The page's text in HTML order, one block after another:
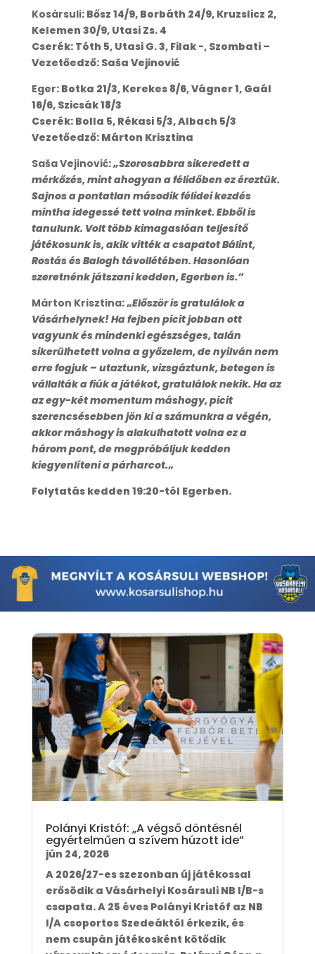
Kosársuli: Bősz 14/9, Borbáth 24/9, Kruzslicz 2,
Kelemen 30/9, Utasi Zs. 4
Cserék: Tóth 5, Utasi G. 3, Filak -, Szombati –
Vezetőedző: Saša Vejinović
Eger: Botka 21/3, Kerekes 8/6, Vágner 1, Gaál
16/6, Szicsák 18/3
Cserék: Bolla 5, Rékasi 5/3, Albach 5/3
Vezetőedző: Márton Krisztina
Saša Vejinović:„Szorosabbra sikeredett a
mérkőzés, mint ahogyan a félidőben ez éreztük.
Sajnos a pontatlan második félidei kezdés
mintha idegessé tett volna minket. Ebből is
tanulunk. Volt több kimagaslóan teljesítő
játékosunk is, akik vitték a csapatot Bálint,
Rostás és Balogh távollétében. Hasonlóan
szeretnénk játszani kedden, Egerben is.”
Márton Krisztina: „Először is gratulálok a
Vásárhelynek! Ha fejben picit jobban ott
vagyunk és mindenki egészséges, talán
sikerülhetett volna a győzelem, de nyilván nem
erre fogjuk – utaztunk, vizsgáztunk, betegen is
vállalták a fiúk a játékot, gratulálok nekik. Ha az
az egy-két momentum máshogy, picit
szerencsésebben jön ki a számunkra a végén,
akkor máshogy is alakulhatott volna ez a
három pont, de megpróbáljuk kedden
kiegyenlíteni a párharcot.„
Folytatás kedden 19:20-tól Egerben.
Polányi Kristóf: „A végső döntésnél
egyértelműen a szívem húzott ide”
jún 24, 2026
A 2026/27-es szezonban új játékossal
erősödik a Vásárhelyi Kosársuli NB I/B-s
csapata. A 25 éves Polányi Kristóf az NB
I/A csoportos Szedeáktól érkezik, és
nem csupán játékosként kötődik